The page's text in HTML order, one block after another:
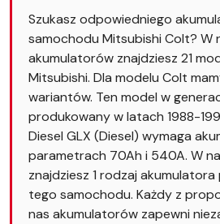
Szukasz odpowiedniego
samochodu Mitsubishi Colt? W
akumulatorów znajdziesz 21
Mitsubishi. Dla modelu Colt
wariantów. Ten model w
produkowany w latach 1988-
Diesel GLX (Diesel) wymaga
parametrach 70Ah i 540A. W
znajdziesz 1 rodzaj
tego samochodu. Każdy z
nas akumulatorów zapewni